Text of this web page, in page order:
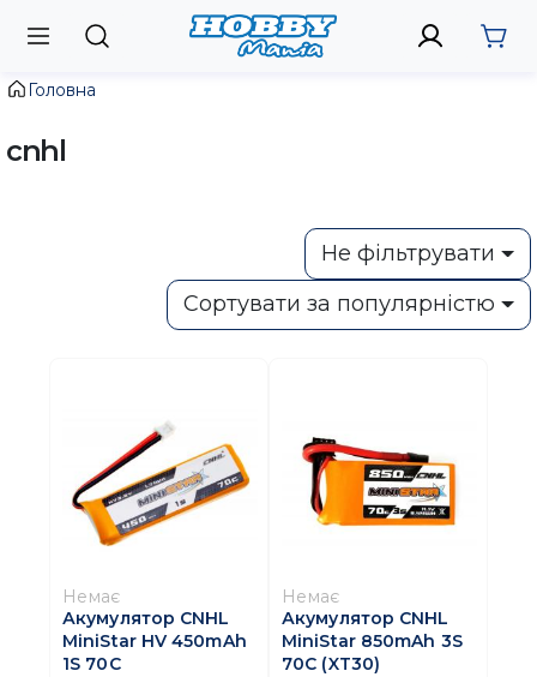
Головна
cnhl
Не фільтрувати
Сортувати за популярністю
Немає
Акумулятор CNHL
MiniStar HV 450mAh
1S 70C
Немає
Акумулятор CNHL
MiniStar 850mAh 3S
70C (XT30)